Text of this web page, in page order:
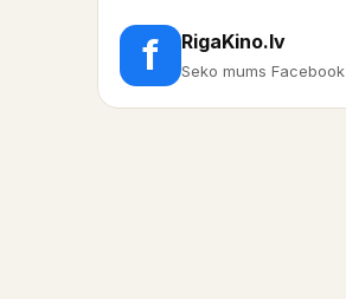
f RigaKino.lv
Seko mums Facebook